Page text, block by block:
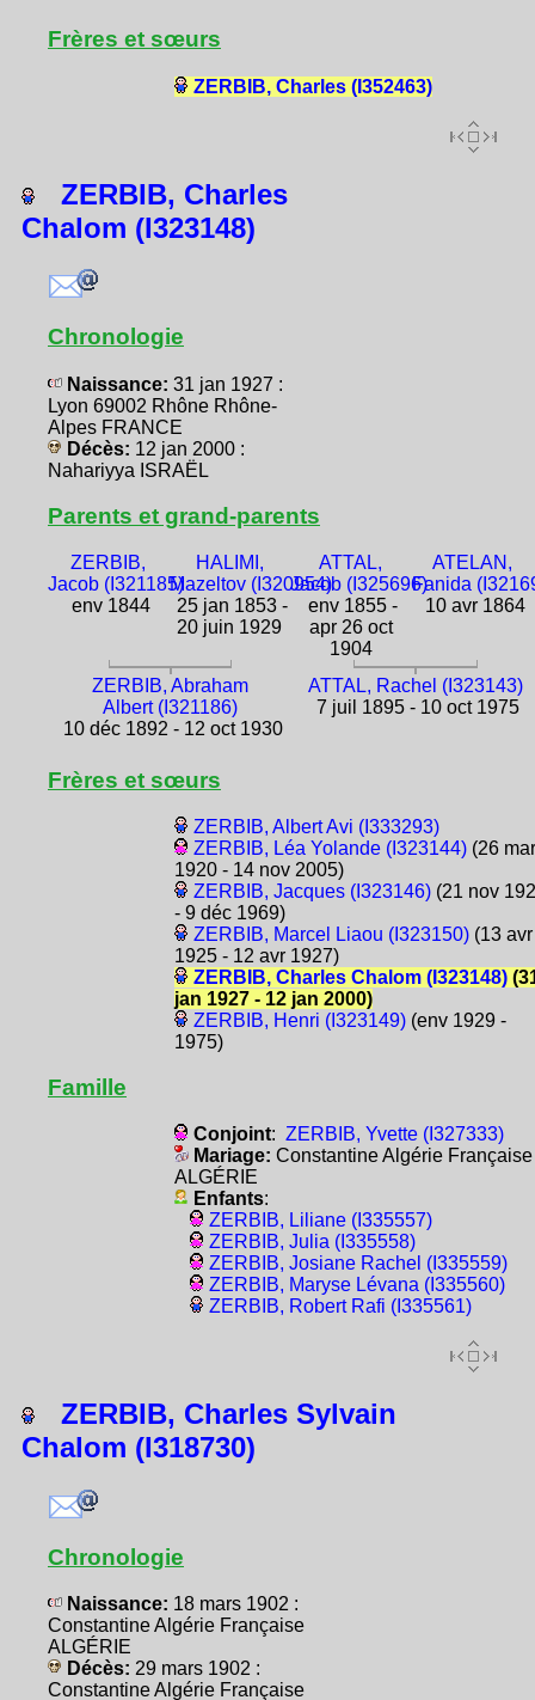
Frères et sœurs
ZERBIB, Charles (I352463)
ZERBIB, Charles
Chalom (I323148)
Chronologie
Naissance: 31 jan 1927 :
Lyon 69002 Rhône Rhône-
Alpes FRANCE
Décès: 12 jan 2000 :
Nahariyya ISRAËL
Parents et grand-parents
ZERBIB,
Jacob (I321185)
env 1844
HALIMI,
Mazeltov (I320954)
25 jan 1853 -
20 juin 1929
ATTAL,
Jacob (I325696)
env 1855 -
apr 26 oct
1904
ATELAN,
Fanida
10 avr 1864
ZERBIB, Abraham
Albert (I321186)
10 déc 1892 - 12 oct 1930
ATTAL, Rachel (I323143)
7 juil 1895 - 10 oct 1975
Frères et sœurs
ZERBIB, Albert Avi (I333293)
ZERBIB, Léa Yolande (I323144)(26
1920 - 14 nov 2005)
ZERBIB, Jacques (I323146)(21 nov
- 9 déc 1969)
ZERBIB, Marcel Liaou (I323150)(13 avr
1925 - 12 avr 1927)
ZERBIB, Charles Chalom (I323148)
jan 1927 - 12 jan 2000)
ZERBIB, Henri (I323149)(env 1929 -
1975)
Famille
Conjoint: ZERBIB, Yvette (I327333)
Mariage: Constantine Algérie Française
ALGÉRIE
Enfants:
ZERBIB, Liliane (I335557)
ZERBIB, Julia (I335558)
ZERBIB, Josiane Rachel (I335559)
ZERBIB, Maryse Lévana (I335560)
ZERBIB, Robert Rafi (I335561)
ZERBIB, Charles Sylvain
Chalom (I318730)
Chronologie
Naissance: 18 mars 1902 :
Constantine Algérie Française
ALGÉRIE
Décès: 29 mars 1902 :
Constantine Algérie Française